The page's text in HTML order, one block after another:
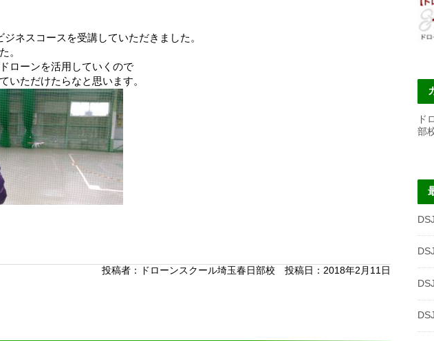
ネスコースを受講していただきました。
。
ローンを活用していくので
いただけたらなと思います。
投稿者： ドローンスクール埼玉春日部校 投稿日：2018年2月11日
ド
部